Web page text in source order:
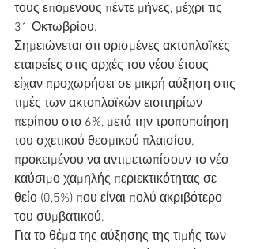
τους επόμενους πέντε μήνες, μέχρι τις
31 Οκτωβρίου.
Σημειώνεται ότι ορισμένες ακτοπλοϊκές
εταιρείες στις αρχές του νέου έτους
είχαν προχωρήσει σε μικρή αύξηση στις
τιμές των ακτοπλοϊκών εισιτηρίων
περίπου στο 6%, μετά την τροποποίηση
του σχετικού θεσμικού πλαισίου,
προκειμένου να αντιμετωπίσουν το νέο
καύσιμο χαμηλής περιεκτικότητας σε
θείο (0,5%) που είναι πολύ ακριβότερο
του συμβατικού.
Για το θέμα της αύξησης της τιμής των